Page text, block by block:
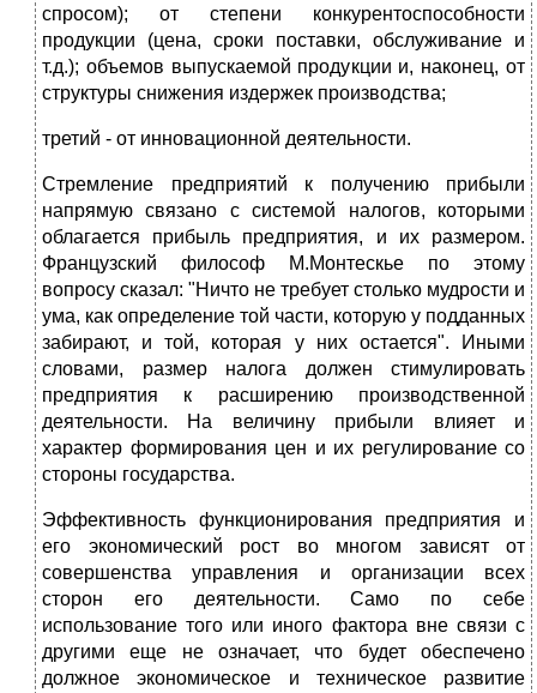
спросом); от степени конкурентоспособности
продукции (цена, сроки поставки, обслуживание и
т.д.); объемов выпускаемой продукции и, наконец, от
структуры снижения издержек производства;
третий - от инновационной деятельности.
Стремление предприятий к получению прибыли
напрямую связано с системой налогов, которыми
облагается прибыль предприятия, и их размером.
Французский философ М.Монтескье по этому
вопросу сказал: "Ничто не требует столько мудрости и
ума, как определение той части, которую у подданных
забирают, и той, которая у них остается". Иными
словами, размер налога должен стимулировать
предприятия к расширению производственной
деятельности. На величину прибыли влияет и
характер формирования цен и их регулирование со
стороны государства.
Эффективность функционирования предприятия и
его экономический рост во многом зависят от
совершенства управления и организации всех
сторон его деятельности. Само по себе
использование того или иного фактора вне связи с
другими еще не означает, что будет обеспечено
должное экономическое и техническое развитие